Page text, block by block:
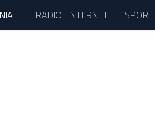
RADIO I INTERNET